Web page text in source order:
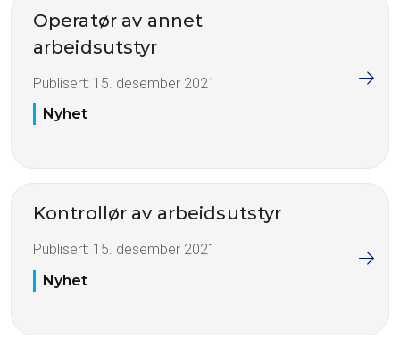
Operatør av annet
arbeidsutstyr
Publisert: 15. desember 2021
Nyhet
Kontrollør av arbeidsutstyr
Publisert: 15. desember 2021
Nyhet